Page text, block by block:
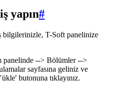
yapın#
bilgilerinizle, T-Soft panelinize
panelinde --> Bölümler -->
sayfasına geliniz ve
butonuna tıklayınız.